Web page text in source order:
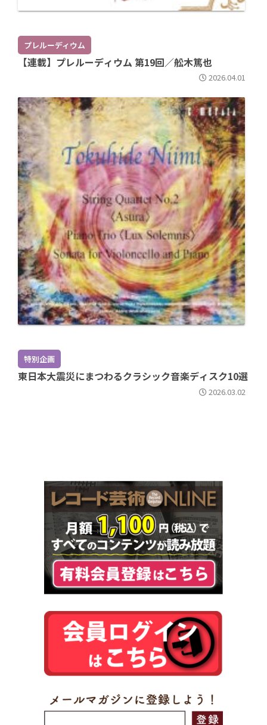
プレルーディウム
【連載】プレルーディウム 第19回／舩木篤也
2026.04.01
特別企画
東日本大震災にまつわるクラシック音楽ディスク10選
2026.03.02